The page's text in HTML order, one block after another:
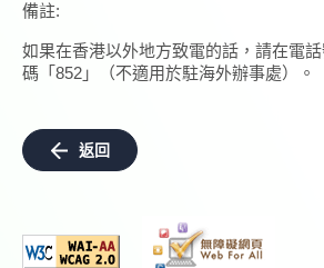
備註:
如果在香港以外地方致電的話，請在電
碼「852」（不適用於駐海外辦事處）。
返回